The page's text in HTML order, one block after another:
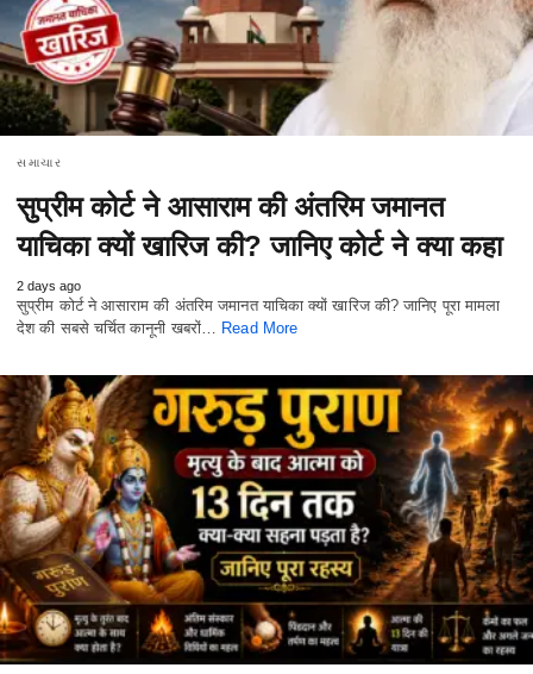
સમાચાર
सुप्रीम कोर्ट ने आसाराम की अंतरिम जमानत
याचिका क्यों खारिज की? जानिए कोर्ट ने क्या कहा
2 days ago
सुप्रीम कोर्ट ने आसाराम की अंतरिम जमानत याचिका क्यों खारिज की? जानिए पूरा मामला
देश की सबसे चर्चित कानूनी खबरों… Read More